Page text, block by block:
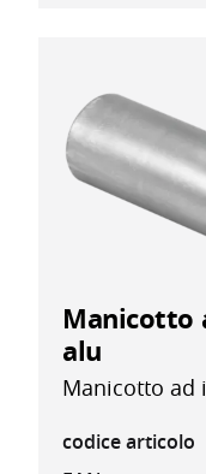
Manicotto
alu
Manicotto ad
codice articolo